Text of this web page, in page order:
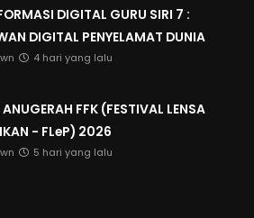
DIGITAL GURU SIRI 7 :
DIGITAL PENYELAMAT DUNIA
4 hari yang lalu
FFK (FESTIVAL LENSA
- FLeP) 2026
5 hari yang lalu